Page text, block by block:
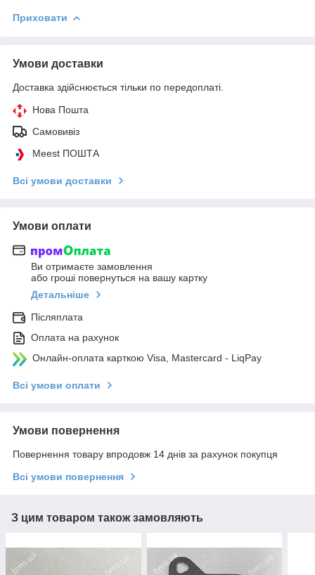
Приховати
Умови доставки
Доставка здійснюється тільки по передоплаті.
Нова Пошта
Самовивіз
Meest ПОШТА
Всі умови доставки
Умови оплати
Ви отримаєте замовлення
або гроші повернуться на вашу картку
Детальніше
Післяплата
Оплата на рахунок
Онлайн-оплата карткою Visa, Mastercard - LiqPay
Всі умови оплати
Умови повернення
Повернення товару впродовж 14 днів за рахунок покупця
Всі умови повернення
З цим товаром також замовляють